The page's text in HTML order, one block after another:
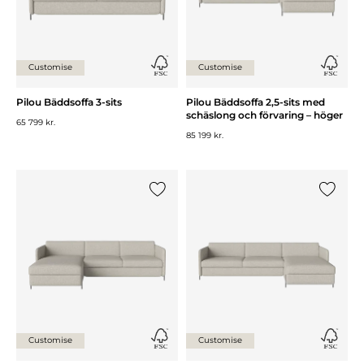
Customise
Pilou Bäddsoffa 3-sits
65 799 kr.
Customise
Pilou Bäddsoffa 2,5-sits med
schäslong och förvaring – höger
85 199 kr.
Customise Customise